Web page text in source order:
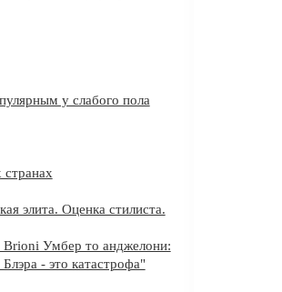
у слабого пола
странах
элита. Оценка стилиста.
Brioni Умбер то анджелони:
- это катастрофа"